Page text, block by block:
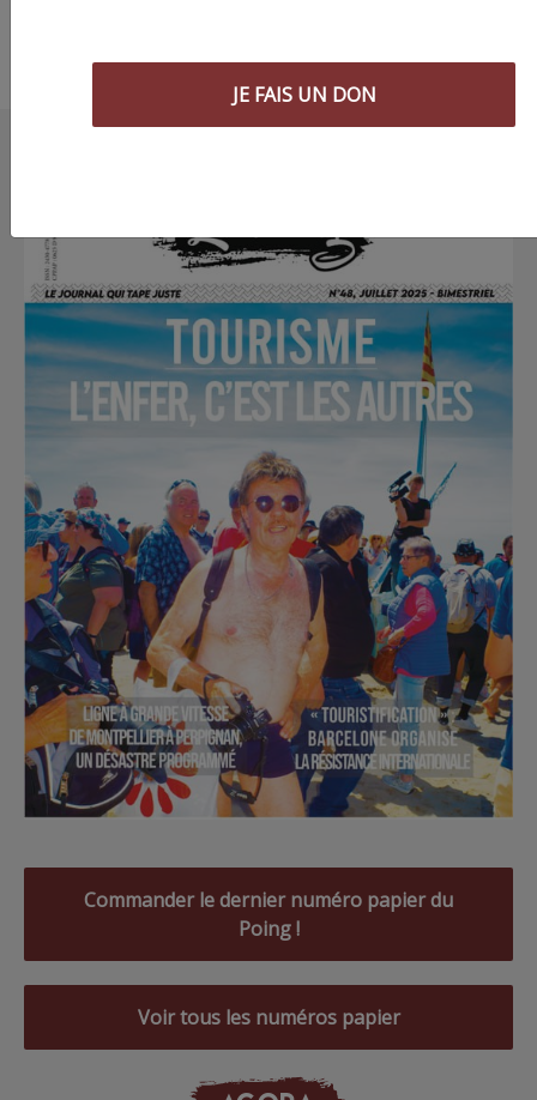
Commander le dernier numéro papier du
Poing !
Voir tous les numéros papier
JE FAIS UN DON